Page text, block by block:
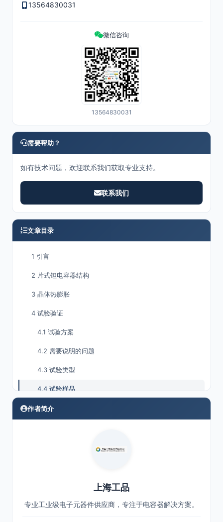
13564830031
微信咨询
13564830031
需要帮助？
如有技术问题，欢迎联系我们获取专业支持。
联系我们
文章目录
1 引言
2 片式钽电容器结构
3 晶体热膨胀
4 试验验证
4.1 试验方案
4.2 需要说明的问题
4.3 试验类型
4.4 试验样品
5 试验结果
5.4 等效串联电阻 (ESR) 变化
5.5 试验总结
作者简介
上海工品
专业工业级电子元器件供应商，专注于电容器解决方案。